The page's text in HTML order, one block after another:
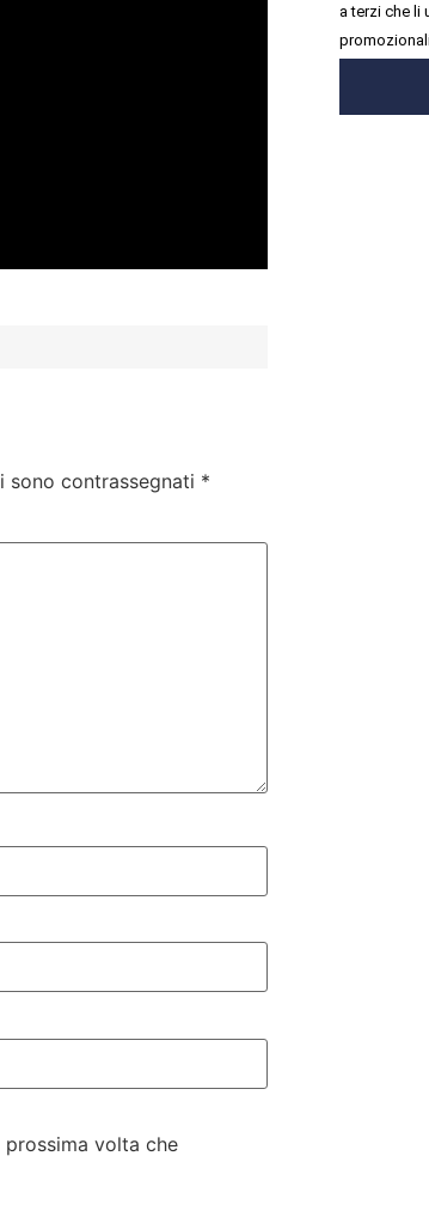
sono contrassegnati *
volta che
a terzi che li